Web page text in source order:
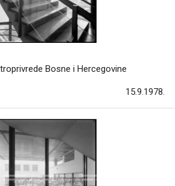
Bosne i Hercegovine
15.9.1978.